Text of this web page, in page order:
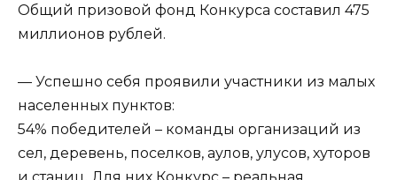
Общий призовой фонд Конкурса составил 475
миллионов рублей.
— Успешно себя проявили участники из малых
населенных пунктов:
54% победителей – команды организаций из
сел, деревень, поселков, аулов, улусов, хуторов